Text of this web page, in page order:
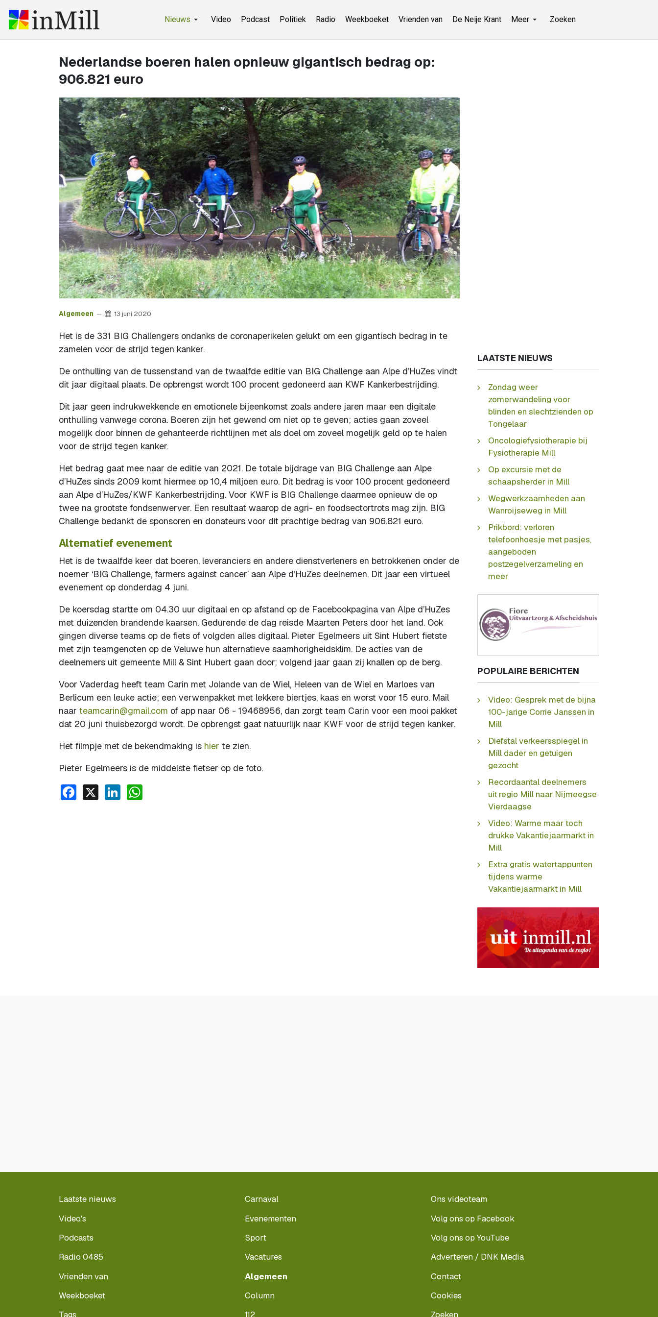
Nieuws Video Podcast Politiek Radio Weekboeket Vrienden van De Neije Krant Meer Zoeken
Nederlandse boeren halen opnieuw gigantisch bedrag op:
906.821 euro
Algemeen 13 juni 2020
Het is de 331 BIG Challengers ondanks de coronaperikelen gelukt om een gigantisch bedrag in te
zamelen voor de strijd tegen kanker.
De onthulling van de tussenstand van de twaalfde editie van BIG Challenge aan Alpe d’HuZes vindt
dit jaar digitaal plaats. De opbrengst wordt 100 procent gedoneerd aan KWF Kankerbestrijding.
Dit jaar geen indrukwekkende en emotionele bijeenkomst zoals andere jaren maar een digitale
onthulling vanwege corona. Boeren zijn het gewend om niet op te geven; acties gaan zoveel
mogelijk door binnen de gehanteerde richtlijnen met als doel om zoveel mogelijk geld op te halen
voor de strijd tegen kanker.
Het bedrag gaat mee naar de editie van 2021. De totale bijdrage van BIG Challenge aan Alpe
d’HuZes sinds 2009 komt hiermee op 10,4 miljoen euro. Dit bedrag is voor 100 procent gedoneerd
aan Alpe d’HuZes/KWF Kankerbestrijding. Voor KWF is BIG Challenge daarmee opnieuw de op
twee na grootste fondsenwerver. Een resultaat waarop de agri- en foodsectortrots mag zijn. BIG
Challenge bedankt de sponsoren en donateurs voor dit prachtige bedrag van 906.821 euro.
Alternatief evenement
Het is de twaalfde keer dat boeren, leveranciers en andere dienstverleners en betrokkenen onder de
noemer ‘BIG Challenge, farmers against cancer’ aan Alpe d’HuZes deelnemen. Dit jaar een virtueel
evenement op donderdag 4 juni.
De koersdag startte om 04.30 uur digitaal en op afstand op de Facebookpagina van Alpe d’HuZes
met duizenden brandende kaarsen. Gedurende de dag reisde Maarten Peters door het land. Ook
gingen diverse teams op de fiets of volgden alles digitaal. Pieter Egelmeers uit Sint Hubert fietste
met zijn teamgenoten op de Veluwe hun alternatieve saamhorigheidsklim. De acties van de
deelnemers uit gemeente Mill & Sint Hubert gaan door; volgend jaar gaan zij knallen op de berg.
Voor Vaderdag heeft team Carin met Jolande van de Wiel, Heleen van de Wiel en Marloes van
Berlicum een leuke actie; een verwenpakket met lekkere biertjes, kaas en worst voor 15 euro. Mail
naar teamcarin@gmail.com of app naar 06 - 19468956, dan zorgt team Carin voor een mooi pakket
dat 20 juni thuisbezorgd wordt. De opbrengst gaat natuurlijk naar KWF voor de strijd tegen kanker.
Het filmpje met de bekendmaking is hier te zien.
Pieter Egelmeers is de middelste fietser op de foto.
Facebook
X LinkedIn
LAATSTE NIEUWS
Zondag weer
zomerwandeling voor
blinden en slechtzienden op
Tongelaar
Oncologiefysiotherapie bij
Fysiotherapie Mill
Op excursie met de
schaapsherder in Mill
Wegwerkzaamheden aan
Wanroijseweg in Mill
Prikbord: verloren
telefoonhoesje met pasjes,
aangeboden
postzegelverzameling en
meer
POPULAIRE BERICHTEN
Video: Gesprek met de bijna
100-jarige Corrie Janssen in
Mill
Diefstal verkeersspiegel in
Mill dader en getuigen
gezocht
Recordaantal deelnemers
uit regio Mill naar Nijmeegse
Vierdaagse
Video: Warme maar toch
drukke Vakantiejaarmarkt in
Mill
Extra gratis watertappunten
tijdens warme
Vakantiejaarmarkt in Mill
Laatste nieuws
Video's
Podcasts
Radio 0485
Vrienden van
Weekboeket
Tags
Carnaval
Evenementen
Sport
Vacatures
Algemeen
Column
112
Ons videoteam
Volg ons op Facebook
Volg ons op YouTube
Adverteren / DNK Media
Contact
Cookies
Zoeken